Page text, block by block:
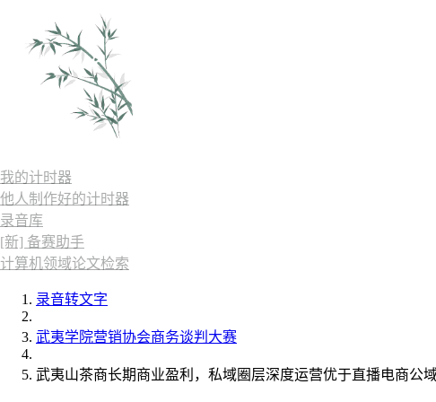
我的计时器
他人制作好的计时器
录音库
[新] 备赛助手
计算机领域论文检索
录音转文字
武夷学院营销协会商务谈判大赛
武夷山茶商长期商业盈利，私域圈层深度运营优于直播电商公